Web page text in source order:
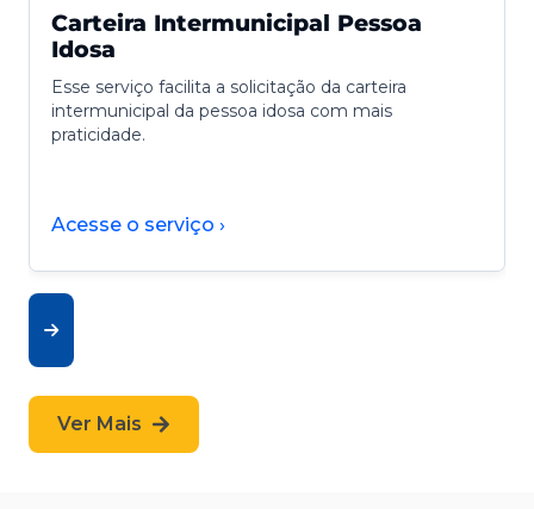
Carteira Intermunicipal Pessoa
Idosa
Esse serviço facilita a solicitação da carteira
intermunicipal da pessoa idosa com mais
praticidade.
Acesse o serviço ›
Ver Mais